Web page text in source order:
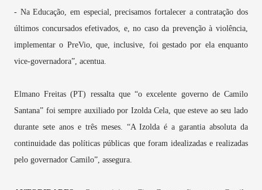
- Na Educação, em especial, precisamos fortalecer a contratação dos
últimos concursados efetivados, e, no caso da prevenção à violência,
implementar o PreVio, que, inclusive, foi gestado por ela enquanto
vice-governadora”, acentua.
Elmano Freitas (PT) ressalta que “o excelente governo de Camilo
Santana” foi sempre auxiliado por Izolda Cela, que esteve ao seu lado
durante sete anos e três meses. “A Izolda é a garantia absoluta da
continuidade das políticas públicas que foram idealizadas e realizadas
pelo governador Camilo”, assegura.